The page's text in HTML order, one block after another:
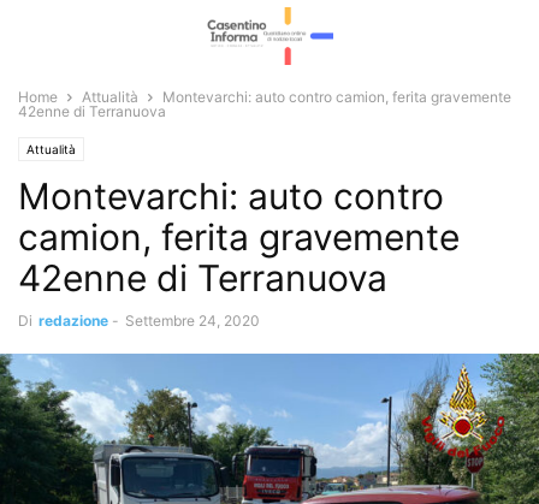
Home Attualità
Montevarchi: auto contro camion, ferita gravemente
42enne di Terranuova
Attualità
Montevarchi: auto contro
camion, ferita gravemente
42enne di Terranuova
Di redazione - Settembre 24, 2020